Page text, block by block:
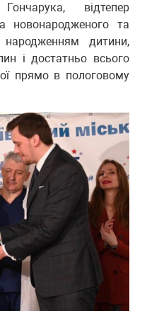
відтепер
новонародженого та
народженням дитини,
і достатньо всього
прямо в пологовому